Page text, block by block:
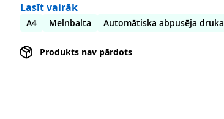
Lasīt vairāk
A4 Melnbalta Automātiska abpusēja druka
Produkts nav pārdots